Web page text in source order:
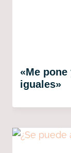
«Me
iguales»